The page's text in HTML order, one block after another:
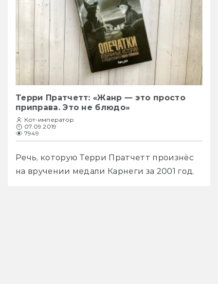
Терри Пратчетт: «Жанр — это просто
приправа. Это не блюдо»
Кот-император
07.09.2019
7949
Речь, которую Терри Пратчетт произнёс
на вручении медали Карнеги за 2001 год.